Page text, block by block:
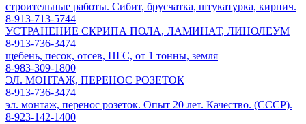
строительные работы. Сибит, брусчатка, штукатурка, кирпич.
8-913-713-5744
УСТРАНЕНИЕ СКРИПА ПОЛА, ЛАМИНАТ, ЛИНОЛЕУМ
8-913-736-3474
щебень, песок, отсев, ПГС, от 1 тонны, земля
8-983-309-1800
ЭЛ. МОНТАЖ, ПЕРЕНОС РОЗЕТОК
8-913-736-3474
эл. монтаж, перенос розеток. Опыт 20 лет. Качество. (СССР).
8-923-142-1400